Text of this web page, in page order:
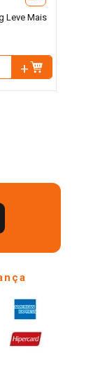
Leve Mais